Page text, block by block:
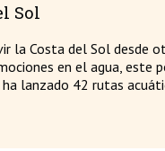
Sol
la Costa del Sol desde
en el agua, este
lanzado 42 rutas